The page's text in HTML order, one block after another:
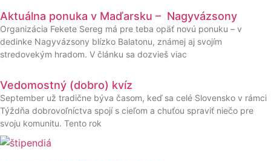
Aktuálna ponuka v Maďarsku – Nagyvázsony
Organizácia Fekete Sereg má pre teba opäť novú ponuku – v
dedinke Nagyvázsony blízko Balatonu, známej aj svojím
stredovekým hradom. V článku sa dozvieš viac
Vedomostný (dobro) kvíz
September už tradične býva časom, keď sa celé Slovensko v rámci
Týždňa dobrovoľníctva spojí s cieľom a chuťou spraviť niečo pre
svoju komunitu. Tento rok